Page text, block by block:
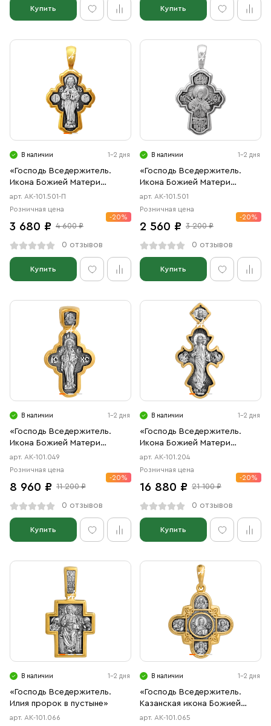
Купить Купить
В наличии 1-2 дня
«Господь Вседержитель.
Икона Божией Матери
«Семистрельная»
арт. АК-101.501-П
Розничная цена
3 680 ₽ 4 600 ₽
-20%
0 отзывов
Купить
В наличии 1-2 дня
«Господь Вседержитель.
Икона Божией Матери
«Семистрельная»
арт. АК-101.501
Розничная цена
2 560 ₽ 3 200 ₽
-20%
0 отзывов
Купить
В наличии 1-2 дня
«Господь Вседержитель.
Икона Божией Матери
«Семистрельная»
арт. АК-101.049
Розничная цена
8 960 ₽ 11 200 ₽
-20%
0 отзывов
Купить
В наличии 1-2 дня
«Господь Вседержитель.
Икона Божией Матери
«Троеручица»
арт. АК-101.204
Розничная цена
16 880 ₽ 21 100 ₽
-20%
0 отзывов
Купить
В наличии 1-2 дня
«Господь Вседержитель.
Илия пророк в пустыне»
арт. АК-101.066
В наличии 1-2 дня
«Господь Вседержитель.
Казанская икона Божией
Матери и восемь святых»
арт. АК-101.065